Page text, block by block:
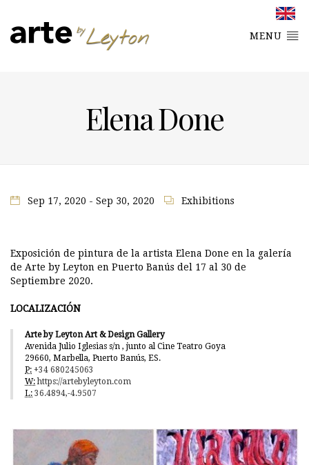
MENU
Elena Done
Sep 17, 2020 - Sep 30, 2020 Exhibitions
Exposición de pintura de la artista Elena Done en la galería
de Arte by Leyton en Puerto Banús del 17 al 30 de
Septiembre 2020.
LOCALIZACIÓN
Arte by Leyton Art & Design Gallery
Avenida Julio Iglesias s/n , junto al Cine Teatro Goya
29660, Marbella, Puerto Banús, ES.
P: +34 680245063
W: https://artebyleyton.com
L: 36.4894,-4.9507